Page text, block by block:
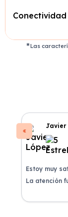
Conectividad
Las
Javier
Estoy muy
La atención